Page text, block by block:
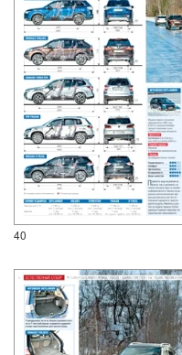
40